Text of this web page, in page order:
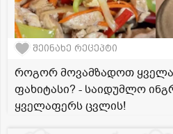
შეინახე რეცეპტი
როგორ მოვამზადოთ
ფახიტასი? - საიდუმლო
ყველაფერს ცვლის!